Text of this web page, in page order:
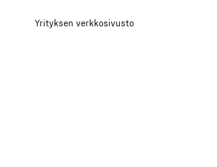
Yrityksen verkkosivusto